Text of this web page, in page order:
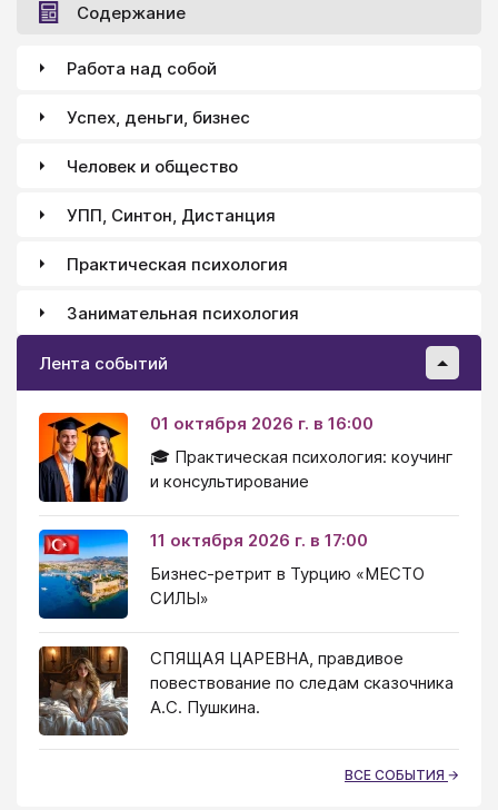
Содержание
Работа над собой
Успех, деньги, бизнес
Человек и общество
УПП, Синтон, Дистанция
Практическая психология
Занимательная психология
Лента событий
01 октября 2026 г. в 16:00
🎓 Практическая психология: коучинг
и консультирование
11 октября 2026 г. в 17:00
Бизнес-ретрит в Турцию «МЕСТО
СИЛЫ»
СПЯЩАЯ ЦАРЕВНА, правдивое
повествование по следам сказочника
А.С. Пушкина.
ВСЕ СОБЫТИЯ